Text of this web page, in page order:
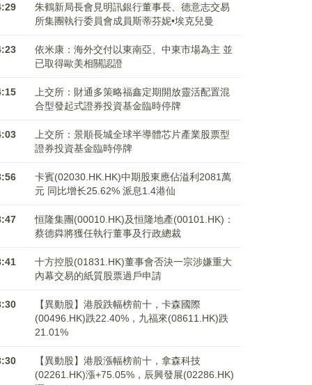
朱鶴新局長會見明訊銀行董事長、德意志交易
所集團執行委員會成員斯蒂芬妮•埃克兒曼
依米康：海外交付以東南亞、中東市場為主 並
已取得歐美相關認證
上交所：財通多策略福鑫定期開放靈活配置混
合型發起式證券投資基金臨時停牌
上交所：景順長城全球半導體芯片產業股票型
證券投資基金臨時停牌
卡賓(02030.HK.HK)中期股東應佔溢利2081萬
元 同比增长25.62% 派息1.4港仙
恒隆集團(00010.HK)及恒隆地產(00101.HK)：
蔡德粦將獲任執行董事及行政總裁
十方控股(01831.HK)董事會否決一宗涉嫌重大
內幕交易的紙質股票過戶申請
【異動股】港股跌幅榜前十，卡森國際
(00496.HK)跌22.40%，九福來(08611.HK)跌
21.01%
【異動股】港股漲幅榜前十，拿森科技
(02261.HK)漲+75.05%，辰興發展(02286.HK)